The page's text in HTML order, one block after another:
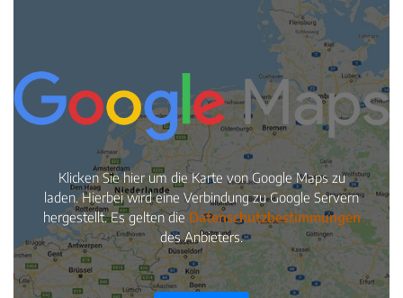
Klicken Sie hier um die Karte von Google Maps zu
laden. Hierbei wird eine Verbindung zu Google Servern
hergestellt. Es gelten die Datenschutzbestimmungen
des Anbieters.